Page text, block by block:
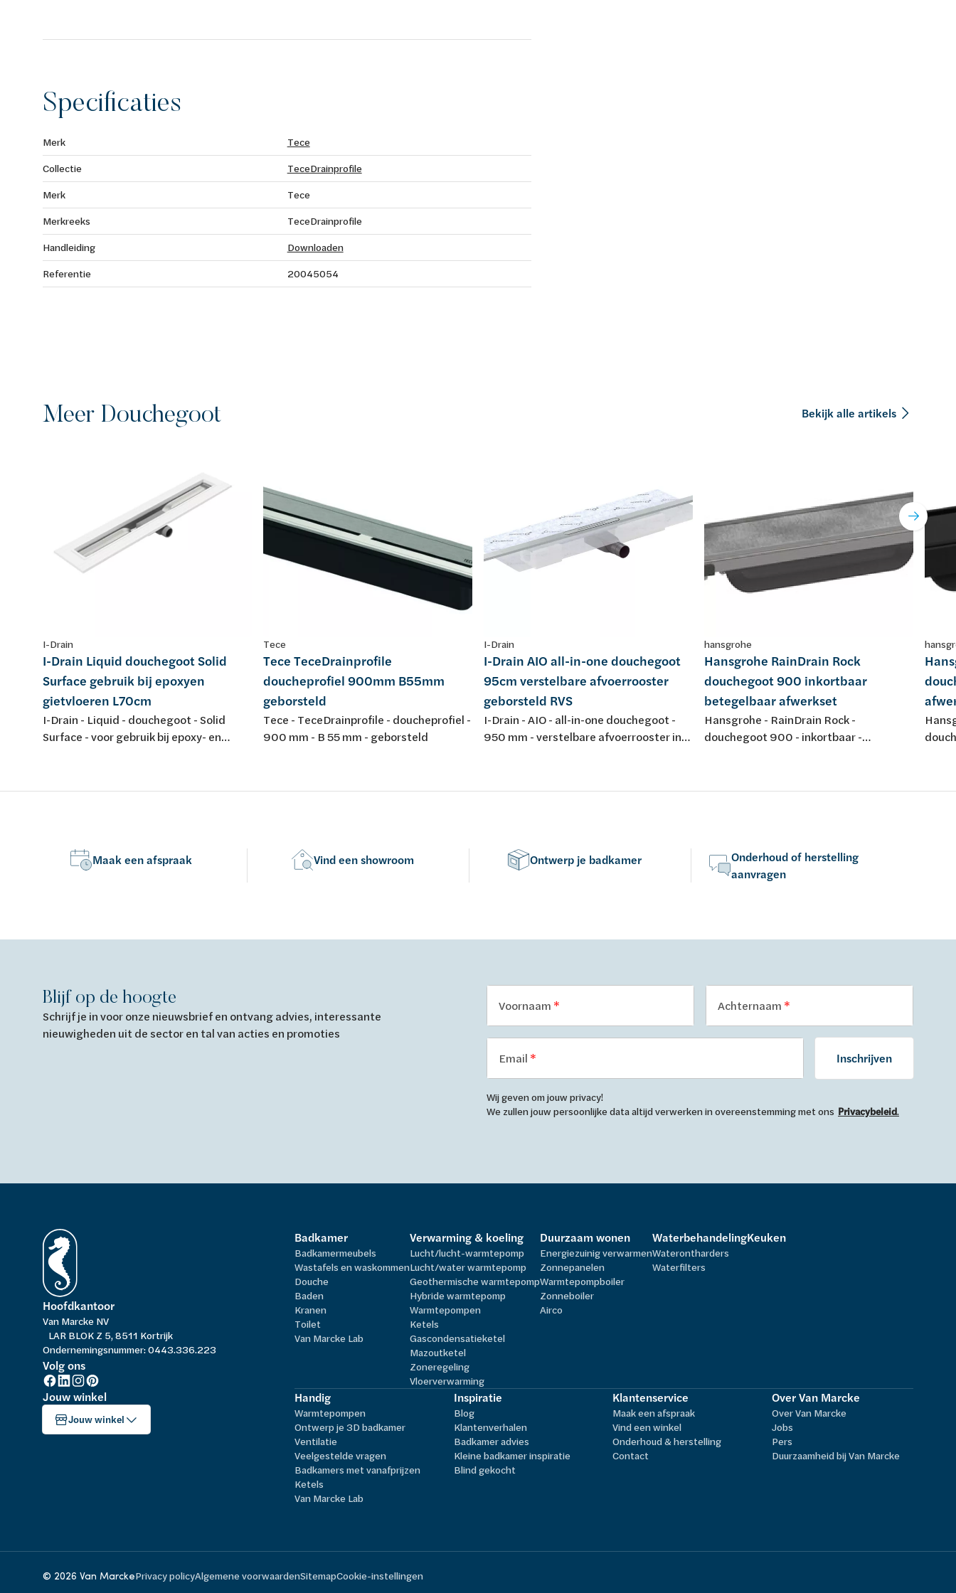
Specificaties
Merk
Tece
Collectie
TeceDrainprofile
Merk
Tece
Merkreeks
TeceDrainprofile
Handleiding
Downloaden
Referentie
20045054
Meer Douchegoot Bekijk alle artikels
I-Drain
I-Drain Liquid douchegoot Solid
Surface gebruik bij epoxyen
gietvloeren L70cm
I-Drain - Liquid - douchegoot - Solid
Surface - voor gebruik bij epoxy- en
Tece
Tece TeceDrainprofile
doucheprofiel 900mm B55mm
geborsteld
Tece - TeceDrainprofile - doucheprofiel -
900 mm - B 55 mm - geborsteld
I-Drain
I-Drain AIO all-in-one douchegoot
95cm verstelbare afvoerrooster
geborsteld RVS
I-Drain - AIO - all-in-one douchegoot -
950 mm - verstelbare afvoerrooster in
hansgrohe
Hansgrohe RainDrain Rock
douchegoot 900 inkortbaar
betegelbaar afwerkset
Hansgrohe - RainDrain Rock -
douchegoot 900 - inkortbaar -
Maak een afspraak Vind een showroom Ontwerp je badkamer
Onderhoud of herstelling
aanvragen
Blijf op de hoogte
Schrijf je in voor onze nieuwsbrief en ontvang advies, interessante
nieuwigheden uit de sector en tal van acties en promoties
Voornaam Achternaam
Email Inschrijven
Wij geven om jouw privacy!
We zullen jouw persoonlijke data altijd verwerken in overeenstemming met ons Privacybeleid.
Hoofdkantoor
Van Marcke NV
LAR BLOK Z 5, 8511 Kortrijk
Ondernemingsnummer: 0443.336.223
Volg ons
Jouw winkel
Jouw winkel
Badkamer
Badkamermeubels
Wastafels en waskommen
Douche
Baden
Kranen
Toilet
Van Marcke Lab
Verwarming & koeling
Lucht/lucht-warmtepomp
Lucht/water warmtepomp
Geothermische warmtepomp
Hybride warmtepomp
Warmtepompen
Ketels
Gascondensatieketel
Mazoutketel
Zoneregeling
Vloerverwarming
Duurzaam wonen
Energiezuinig verwarmen
Zonnepanelen
Warmtepompboiler
Zonneboiler
Airco
Waterbehandeling
Waterontharders
Waterfilters
Keuken
Handig
Warmtepompen
Ontwerp je 3D badkamer
Ventilatie
Veelgestelde vragen
Badkamers met vanafprijzen
Ketels
Van Marcke Lab
Inspiratie
Blog
Klantenverhalen
Badkamer advies
Kleine badkamer inspiratie
Blind gekocht
Klantenservice
Maak een afspraak
Vind een winkel
Onderhoud & herstelling
Contact
Over Van Marcke
Over Van Marcke
Jobs
Pers
Duurzaamheid bij Van Marcke
© 2026 Van MarckePrivacy policyAlgemene voorwaardenSitemapCookie-instellingen